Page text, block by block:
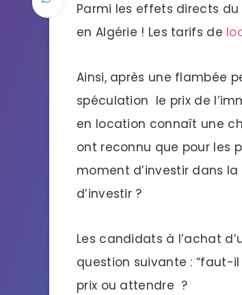
Parmi les effets directs
en Algérie ! Les tarifs de
Ainsi, après une flambée
spéculation le prix de
en location connaît une
ont reconnu que pour les
moment d’investir dans
d’investir ?
Les candidats à l’achat
question suivante : “faut-il
prix ou attendre ?